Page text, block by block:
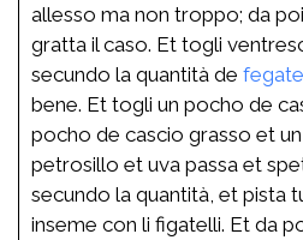
allesso ma non troppo; da
gratta il caso. Et togli
secundo la quantità de
bene. Et togli un pocho de
pocho de cascio grasso et
petrosillo et uva passa et
secundo la quantità, et pista
inseme con li figatelli. Et da